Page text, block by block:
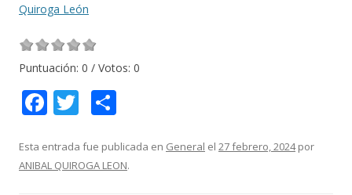
Quiroga León
Puntuación: 0 / Votos: 0
F
e
b
T
itt
er
m
p
Esta entrada fue publicada en General el 27 febrero, 2024por
ANIBAL QUIROGA LEON.